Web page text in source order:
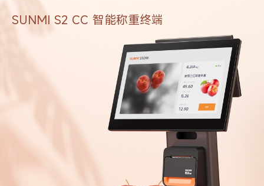
SUNMI S2 CC 智能称重终端